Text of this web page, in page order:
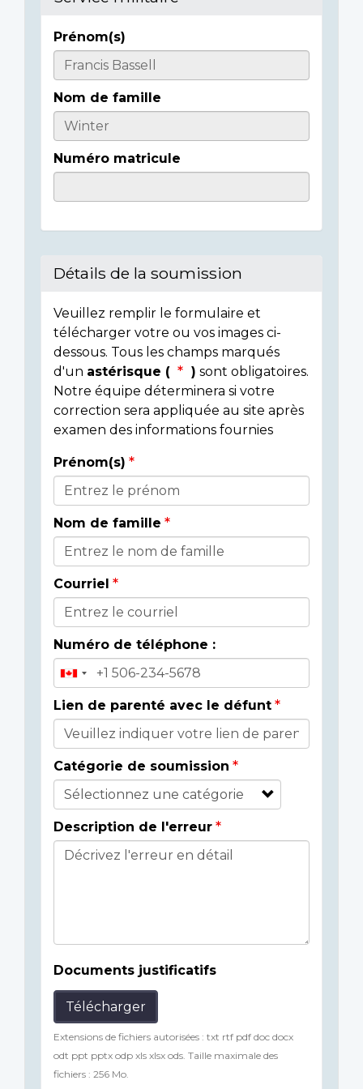
Casualty
Details
Prénom(s)
Nom de famille
Numéro matricule
Détails de la soumission
Veuillez remplir le formulaire et
télécharger votre ou vos images ci-
dessous. Tous les champs marqués
d'un astérisque ( ) sont obligatoires.
Notre équipe déterminera si votre
correction sera appliquée au site après
examen des informations fournies
Donor
Details
Prénom(s)
Nom de famille
Courriel
Numéro de téléphone :
Lien de parenté avec le défunt
Catégorie de soumission
Description de l'erreur
Documents justificatifs
Télécharger
Extensions de fichiers autorisées : txt rtf pdf doc docx
odt ppt pptx odp xls xlsx ods. Taille maximale des
fichiers : 256 Mo.